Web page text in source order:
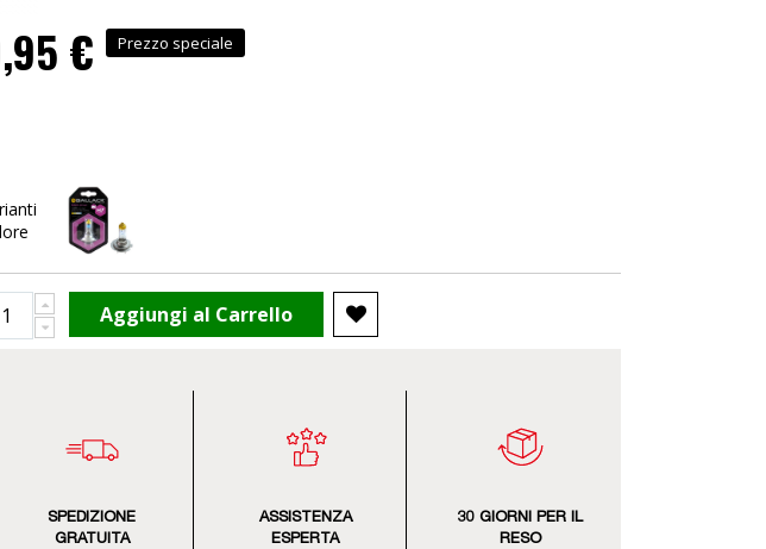
€ Prezzo speciale
Aggiungi al Carrello
SPEDIZIONE
GRATUITA
ASSISTENZA
ESPERTA
30 GIORNI PER IL
RESO